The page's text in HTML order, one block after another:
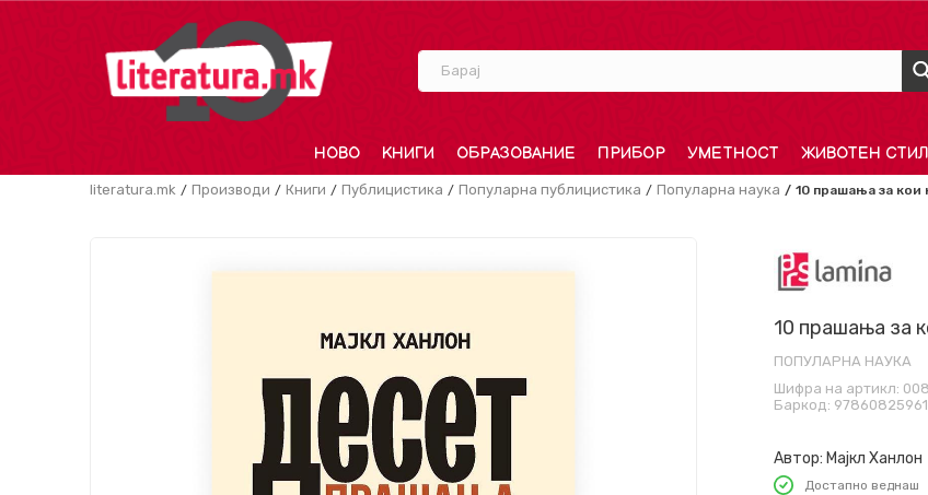
Барај
НОВО КНИГИ ОБРАЗОВАНИЕ ПРИБОР УМЕТНОСТ ЖИВОТЕН СТИЛ
literatura.mk Производи Книги Публицистика Популарна публицистика Популарна наука 10 прашања за
10 прашања за
ПОПУЛАРНА НАУКА
Шифра на артикл:
Баркод:
Автор: Мајкл Ханлон
Достапно веднаш